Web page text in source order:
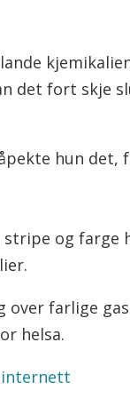
det fort skje
hun det,
og farge
over farlige
helsa.
internett